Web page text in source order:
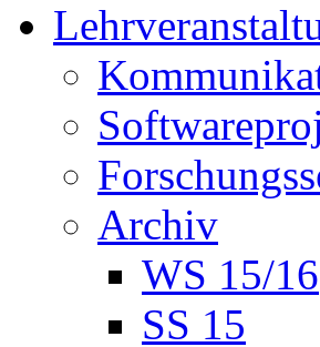
Archiv
WS 15/16
SS 15